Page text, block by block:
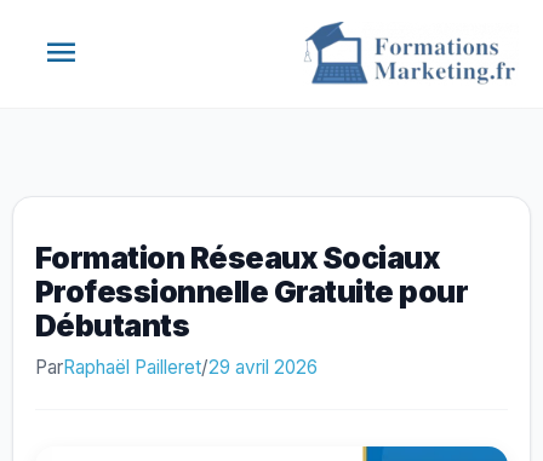
Menu
Formation Réseaux Sociaux
Professionnelle Gratuite pour
Débutants
ParRaphaël Pailleret/29 avril 2026